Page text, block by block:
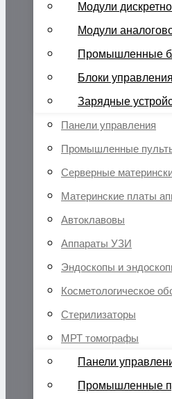
Модули
Модули
Промышленные
Блоки управления
Зарядные
Панели управления
Промышленные
Серверные
Материнские платы
Автоклавовы
Аппараты УЗИ
Эндоскопы и
Косметологическое
Стерилизаторы
МРТ томографы
Панели
Промышленные